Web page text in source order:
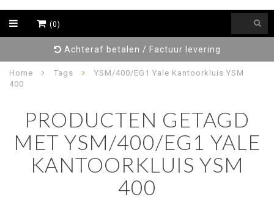
(0)
Achteraf betalen / Factuur levering
Home Tags
YSM/400/EG1 Yale Kantoorkluis YSM
400
PRODUCTEN GETAGD
MET YSM/400/EG1 YALE
KANTOORKLUIS YSM
400